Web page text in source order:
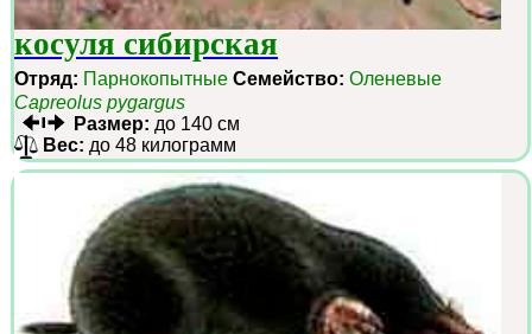
косуля сибирская
Отряд: Парнокопытные Семейство: Оленевые
Capreolus pygargus
Размер: до 140 см
Вес: до 48 килограмм